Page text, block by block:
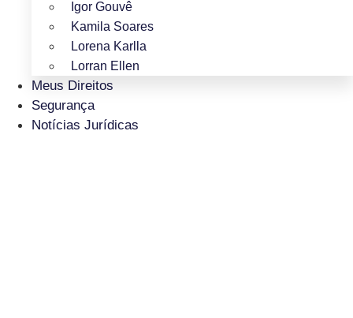
Igor Gouvê
Kamila Soares
Lorena Karlla
Lorran Ellen
Meus Direitos
Segurança
Notícias Jurídicas